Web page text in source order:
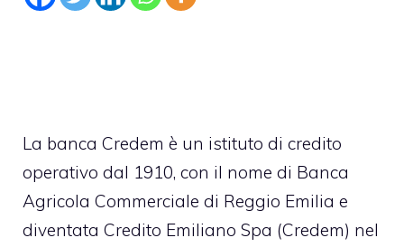
La banca Credem è un istituto di credito
operativo dal 1910, con il nome di Banca
Agricola Commerciale di Reggio Emilia e
diventata Credito Emiliano Spa (Credem) nel